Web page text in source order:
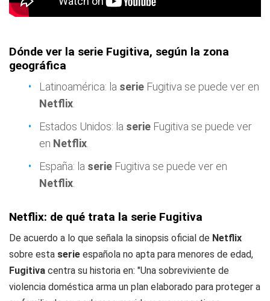
Dónde ver la serie Fugitiva, según la zona
geográfica
Latinoamérica: la serie Fugitiva se puede ver en
Netflix
Estados Unidos: la serie Fugitiva se puede ver
en Netflix
España: la serie Fugitiva se puede ver en
Netflix
Netflix: de qué trata la serie Fugitiva
De acuerdo a lo que señala la sinopsis oficial de Netflix
sobre esta serie española no apta para menores de edad,
Fugitiva centra su historia en: "Una sobreviviente de
violencia doméstica arma un plan elaborado para proteger a